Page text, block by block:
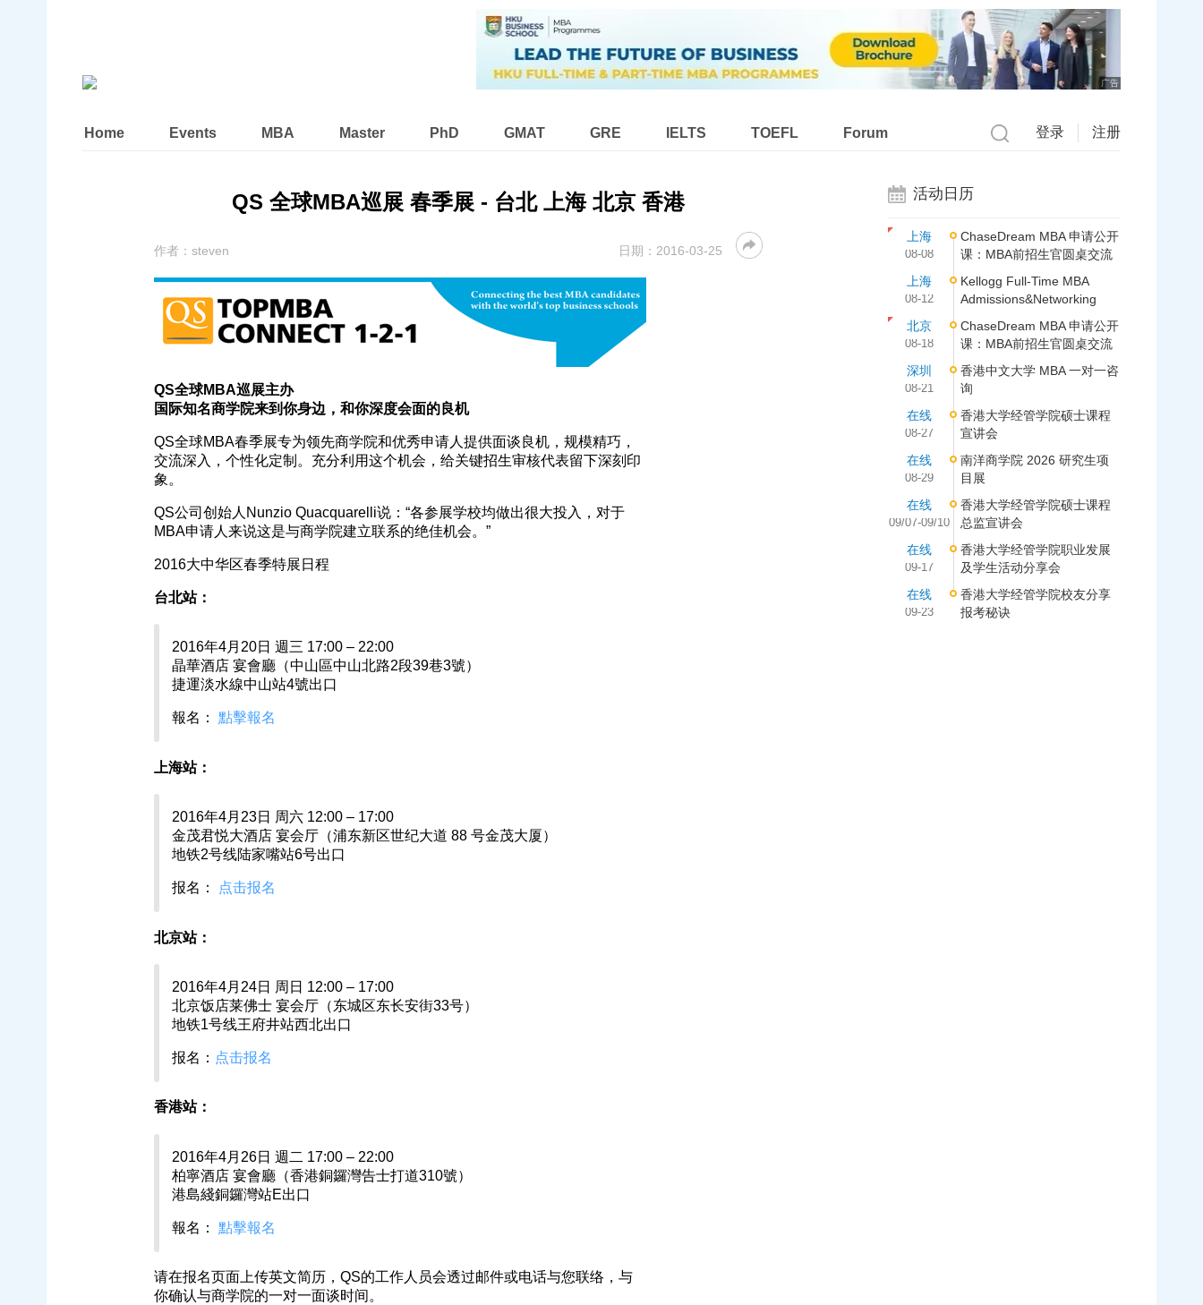
广告
Home Events MBA Master PhD GMAT GRE IELTS TOEFL Forum 登录 注册
QS 全球MBA巡展 春季展 - 台北 上海 北京 香港
作者： steven 日期： 2016-03-25
QS全球MBA巡展主办
国际知名商学院来到你身边，和你深度会面的良机
QS全球MBA春季展专为领先商学院和优秀申请人提供面谈良机，规模精巧，
交流深入，个性化定制。充分利用这个机会，给关键招生审核代表留下深刻印
象。
QS公司创始人Nunzio Quacquarelli说：“各参展学校均做出很大投入，对于
MBA申请人来说这是与商学院建立联系的绝佳机会。”
2016大中华区春季特展日程
台北站：
2016年4月20日 週三 17:00 – 22:00
晶華酒店 宴會廳（中山區中山北路2段39巷3號）
捷運淡水線中山站4號出口
報名： 點擊報名
上海站：
2016年4月23日 周六 12:00 – 17:00
金茂君悦大酒店 宴会厅（浦东新区世纪大道 88 号金茂大厦）
地铁2号线陆家嘴站6号出口
报名： 点击报名
北京站：
2016年4月24日 周日 12:00 – 17:00
北京饭店莱佛士 宴会厅（东城区东长安街33号）
地铁1号线王府井站西北出口
报名： 点击报名
香港站：
2016年4月26日 週二 17:00 – 22:00
柏寧酒店 宴會廳（香港銅鑼灣告士打道310號）
港島綫銅鑼灣站E出口
報名： 點擊報名
请在报名页面上传英文简历，QS的工作人员会透过邮件或电话与您联络，与
你确认与商学院的一对一面谈时间。
活动日历
上海
08-08
ChaseDream MBA 申请公开
课：MBA前招生官圆桌交流
上海
08-12
Kellogg Full-Time MBA
Admissions&Networking
北京
08-18
ChaseDream MBA 申请公开
课：MBA前招生官圆桌交流
深圳
08-21
香港中文大学 MBA 一对一咨
询
在线
08-27
香港大学经管学院硕士课程
宣讲会
在线
08-29
南洋商学院 2026 研究生项
目展
在线
09/07-09/10
香港大学经管学院硕士课程
总监宣讲会
在线
09-17
香港大学经管学院职业发展
及学生活动分享会
在线
09-23
香港大学经管学院校友分享
报考秘诀